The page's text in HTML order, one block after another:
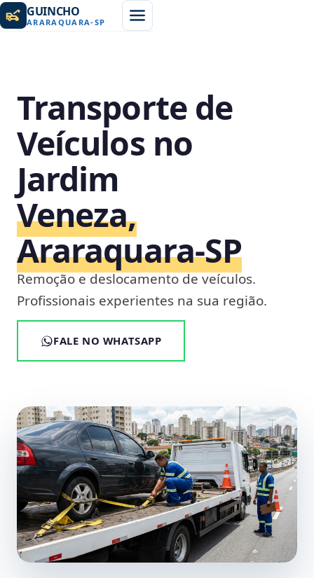
GUINCHO
ARARAQUARA-SP
Transporte de
Veículos no
Jardim
Veneza,
Araraquara‑SP
Remoção e deslocamento de veículos.
Profissionais experientes na sua região.
FALE NO WHATSAPP